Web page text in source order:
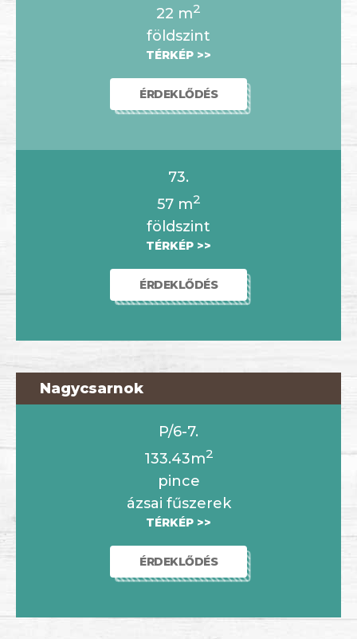
22 m2
földszint
TÉRKÉP >>
ÉRDEKLŐDÉS
73.
57 m2
földszint
TÉRKÉP >>
ÉRDEKLŐDÉS
Nagycsarnok
P/6-7.
133.43m2
pince
ázsai fűszerek
TÉRKÉP >>
ÉRDEKLŐDÉS